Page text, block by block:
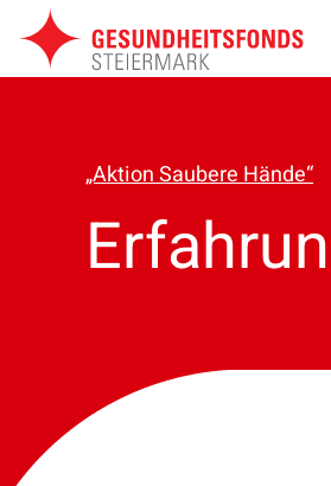
Inhalt
springen
„Aktion Saubere Hände“